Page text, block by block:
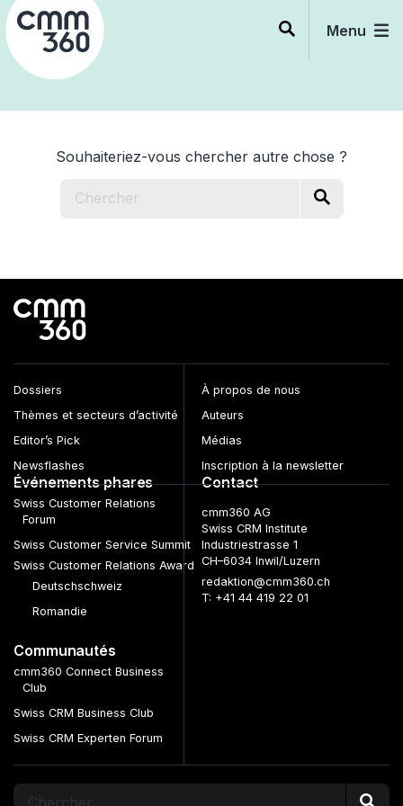
Skip
to
content
Menu
Souhaiteriez-vous chercher autre chose ?
Dossiers
Thèmes et secteurs d’activité
Editor’s Pick
Newsflashes
À propos de nous
Auteurs
Médias
Inscription à la newsletter
Événements phares
Swiss Customer Relations
Forum
Swiss Customer Service Summit
Swiss Customer Relations Award
Deutschschweiz
Romandie
Communautés
cmm360 Connect Business
Club
Swiss CRM Business Club
Swiss CRM Experten Forum
Contact
cmm360 AG
Swiss CRM Institute
Industriestrasse 1
CH–6034 Inwil/Luzern
redaktion@cmm360.ch
T: +41 44 419 22 01